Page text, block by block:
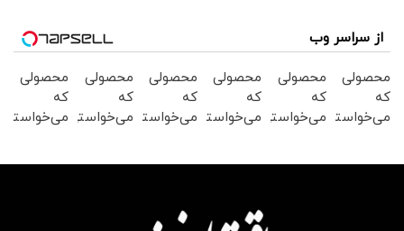
از سراسر وب
محصولی
که
می‌خواستی
محصولی
که
می‌خواستی
محصولی
که
می‌خواستی
بخر !
محصولی
که
می‌خواستی
بخر !
محصولی
که
می‌خواستی
محصولی
که
می‌خواستی